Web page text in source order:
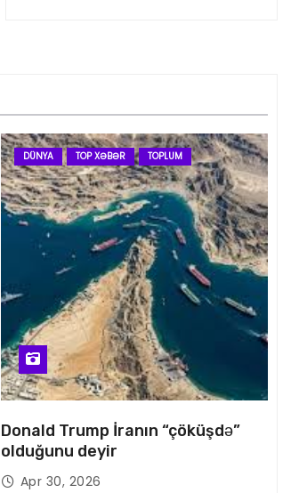
DÜNYA TOP XƏBƏR TOPLUM
Donald Trump İranın “çöküşdə”
olduğunu deyir
Apr 30, 2026